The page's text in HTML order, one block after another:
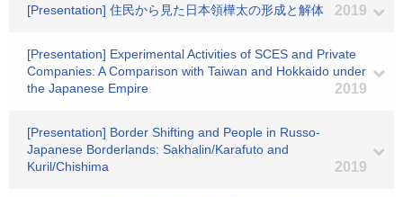
[Presentation] 住民から見た日本領樺太の形成と解体 2019
[Presentation] Experimental Activities of SCES and Private
Companies: A Comparison with Taiwan and Hokkaido under
the Japanese Empire
2019
[Presentation] Border Shifting and People in Russo-
Japanese Borderlands: Sakhalin/Karafuto and
Kuril/Chishima
2019